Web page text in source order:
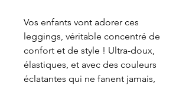
Vos enfants vont adorer ces
leggings, véritable concentré de
confort et de style ! Ultra-doux,
élastiques, et avec des couleurs
éclatantes qui ne fanent jamais,